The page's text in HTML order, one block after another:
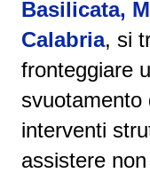
Basilicata,
Calabria, si
fronteggiare
svuotamento
interventi
assistere